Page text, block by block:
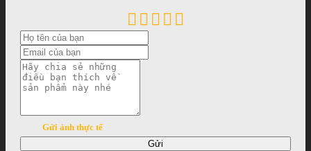
Gửi ảnh thực tế
Gửi